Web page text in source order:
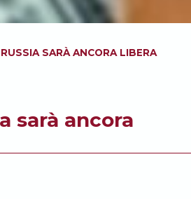
SARÀ ANCORA LIBERA
sarà ancora